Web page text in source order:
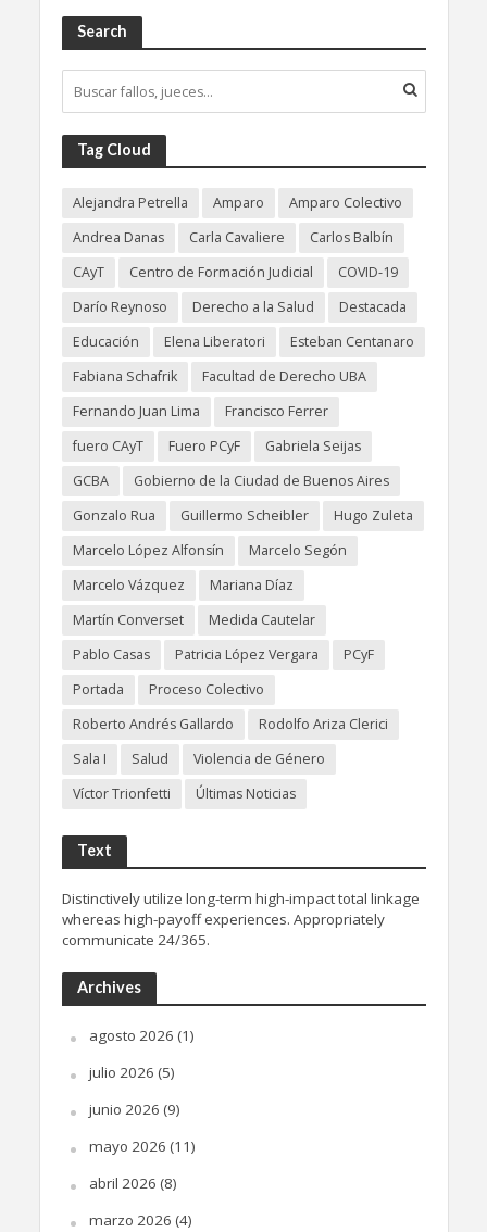
Search
Tag Cloud
Alejandra Petrella Amparo
Amparo Colectivo
Andrea Danas
Carla Cavaliere
Carlos Balbín
CAyT
Centro de Formación Judicial
COVID-19
Darío Reynoso
Derecho a la Salud
Destacada
Educación
Elena Liberatori
Esteban Centanaro
Fabiana Schafrik
Facultad de Derecho UBA
Fernando Juan Lima
Francisco Ferrer
fuero CAyT
Fuero PCyF
Gabriela Seijas
GCBA
Gobierno de la Ciudad de Buenos Aires
Gonzalo Rua
Guillermo Scheibler
Hugo Zuleta
Marcelo López Alfonsín
Marcelo Segón
Marcelo Vázquez
Mariana Díaz
Martín Converset
Medida Cautelar
Pablo Casas
Patricia López Vergara
PCyF
Portada
Proceso Colectivo
Roberto Andrés Gallardo
Rodolfo Ariza Clerici
Sala I
Salud
Violencia de Género
Víctor Trionfetti
Últimas Noticias
Text
Distinctively utilize long-term high-impact total linkage
whereas high-payoff experiences. Appropriately
communicate 24/365.
Archives
agosto 2026 (1)
julio 2026 (5)
junio 2026 (9)
mayo 2026 (11)
abril 2026 (8)
marzo 2026 (4)